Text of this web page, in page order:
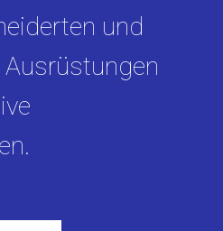
und
Ausrüstungen